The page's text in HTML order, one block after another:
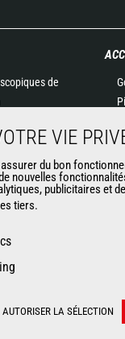
de
VIE
du bon
nouvelles
publicitaires et
tiers.
AUTORISER LA SÉLECTION